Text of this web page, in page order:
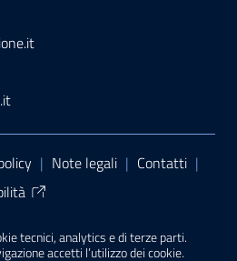
tecnici, analytics e di terze parti.
accetti l’utilizzo dei cookie.
| Note legali | Contatti |
con WordPress da